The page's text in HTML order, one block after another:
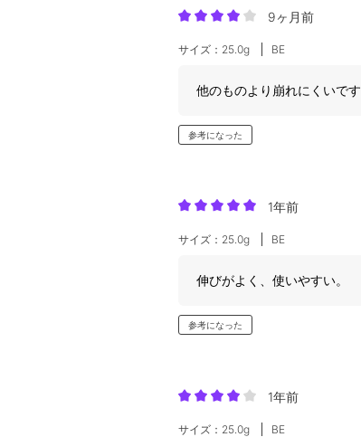
9ヶ月前
サイズ：25.0g BE
他のものより崩れにくいです
参考になった
1年前
サイズ：25.0g BE
伸びがよく、使いやすい。
参考になった
1年前
サイズ：25.0g BE